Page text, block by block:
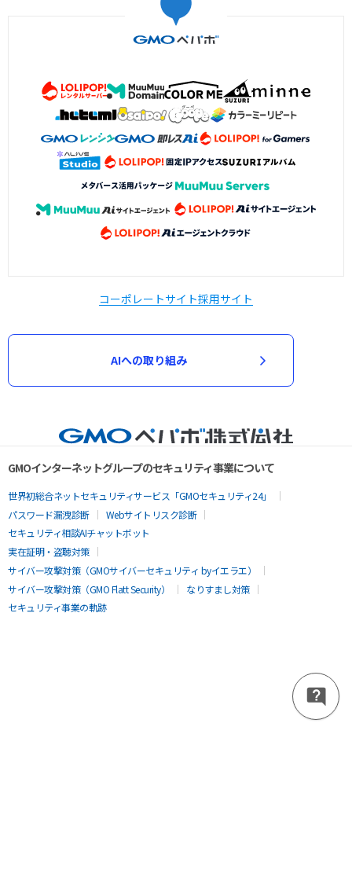
コーポレートサイト採用サイト
AIへの取り組み
GMOインターネットグループのセキュリティ事業について
世界初総合ネットセキュリティサービス「GMOセキュリティ24」
パスワード漏洩診断
Webサイトリスク診断
セキュリティ相談AIチャットボット
実在証明・盗聴対策
サイバー攻撃対策（GMOサイバーセキュリティ byイエラエ）
サイバー攻撃対策（GMO Flatt Security）
なりすまし対策
セキュリティ事業の軌跡